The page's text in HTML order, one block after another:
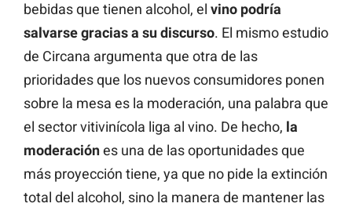
bebidas que tienen alcohol, el vino podría
salvarse gracias a su discurso. El mismo estudio
de Circana argumenta que otra de las
prioridades que los nuevos consumidores ponen
sobre la mesa es la moderación, una palabra que
el sector vitivinícola liga al vino. De hecho, la
moderaciónes una de las oportunidades que
más proyección tiene, ya que no pide la extinción
total del alcohol, sino la manera de mantener las